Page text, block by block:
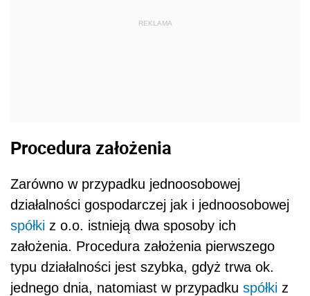
REKLAMA
Procedura założenia
Zarówno w przypadku jednoosobowej
działalności gospodarczej jak i jednoosobowej
spółki z o.o. istnieją dwa sposoby ich
założenia. Procedura założenia pierwszego
typu działalności jest szybka, gdyż trwa ok.
jednego dnia, natomiast w przypadku spółki z